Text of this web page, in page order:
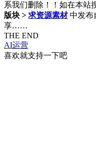
系我们删除！！如在本站
版块 > 求资源素材 中发布
享……
THE END
AI运营
喜欢就支持一下吧